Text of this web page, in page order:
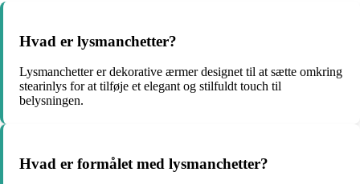
Hvad er lysmanchetter?
Lysmanchetter er dekorative ærmer designet til at sætte omkring
stearinlys for at tilføje et elegant og stilfuldt touch til
belysningen.
Hvad er formålet med lysmanchetter?